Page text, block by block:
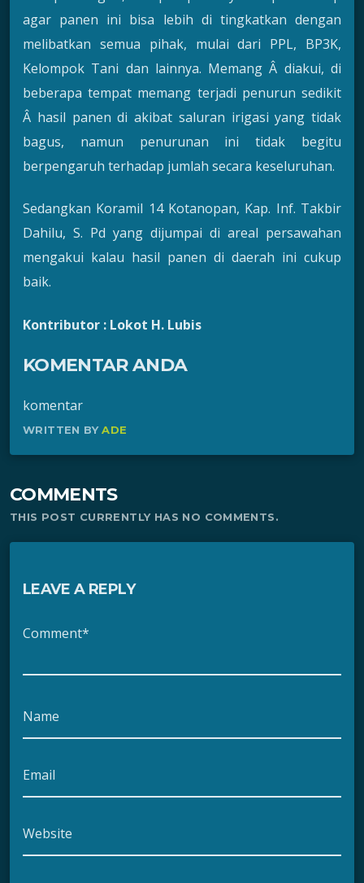
agar panen ini bisa lebih di tingkatkan dengan
melibatkan semua pihak, mulai dari PPL, BP3K,
Kelompok Tani dan lainnya. Memang Â diakui, di
beberapa tempat memang terjadi penurun sedikit
Â hasil panen di akibat saluran irigasi yang tidak
bagus, namun penurunan ini tidak begitu
berpengaruh terhadap jumlah secara keseluruhan.
Sedangkan Koramil 14 Kotanopan, Kap. Inf. Takbir
Dahilu, S. Pd yang dijumpai di areal persawahan
mengakui kalau hasil panen di daerah ini cukup
baik.
Kontributor : Lokot H. Lubis
KOMENTAR ANDA
komentar
WRITTEN BYADE
COMMENTS
THIS POST CURRENTLY HAS NO COMMENTS.
LEAVE A REPLY
Comment*
Name
Email
Website